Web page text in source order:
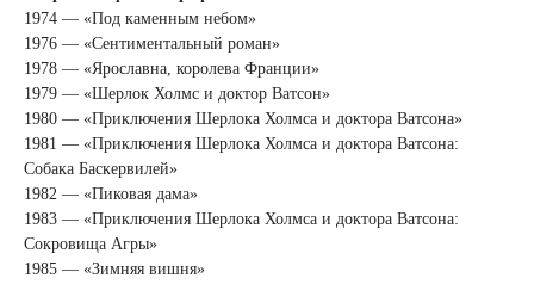
1974 — «Под каменным небом»
1976 — «Сентиментальный роман»
1978 — «Ярославна, королева Франции»
1979 — «Шерлок Холмс и доктор Ватсон»
1980 — «Приключения Шерлока Холмса и доктора Ватсона»
1981 — «Приключения Шерлока Холмса и доктора Ватсона:
Собака Баскервилей»
1982 — «Пиковая дама»
1983 — «Приключения Шерлока Холмса и доктора Ватсона:
Сокровища Агры»
1985 — «Зимняя вишня»